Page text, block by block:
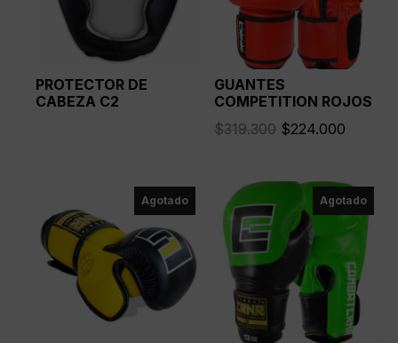
PROTECTOR DE
CABEZA C2
GUANTES
COMPETITION ROJOS
$319.300 El
$319.300.
$224.000
es:
Agotado Agotado